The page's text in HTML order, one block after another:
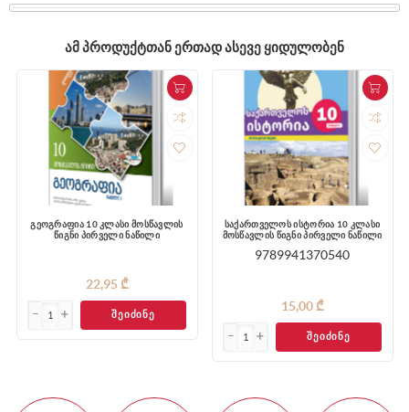
ᲐᲛ ᲞᲠᲝᲓᲣᲥᲢᲗᲐᲜ ᲔᲠᲗᲐᲓ ᲐᲡᲔᲕᲔ ᲧᲘᲓᲣᲚᲝᲑᲔᲜ
გეოგრაფია 10 კლასი მოსწავლის
წიგნი პირველი ნაწილი
22,95 ₾
ᲨᲔᲘᲫᲘᲜᲔ
საქართველოს ისტორია 10 კლასი
მოსწავლის წიგნი პირველი ნაწილი
9789941370540
15,00 ₾
ᲨᲔᲘᲫᲘᲜᲔ